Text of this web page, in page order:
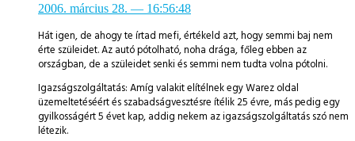
2006. március 28. — 16:56:48
Hát igen, de ahogy te írtad mefi, értékeld azt, hogy semmi baj nem
érte szüleidet. Az autó pótolható, noha drága, főleg ebben az
országban, de a szüleidet senki és semmi nem tudta volna pótolni.
Igazságszolgáltatás: Amíg valakit elítélnek egy Warez oldal
üzemeltetéséért és szabadságvesztésre ítélik 25 évre, más pedig egy
gyilkosságért 5 évet kap, addig nekem az igazságszolgáltatás szó nem
létezik.